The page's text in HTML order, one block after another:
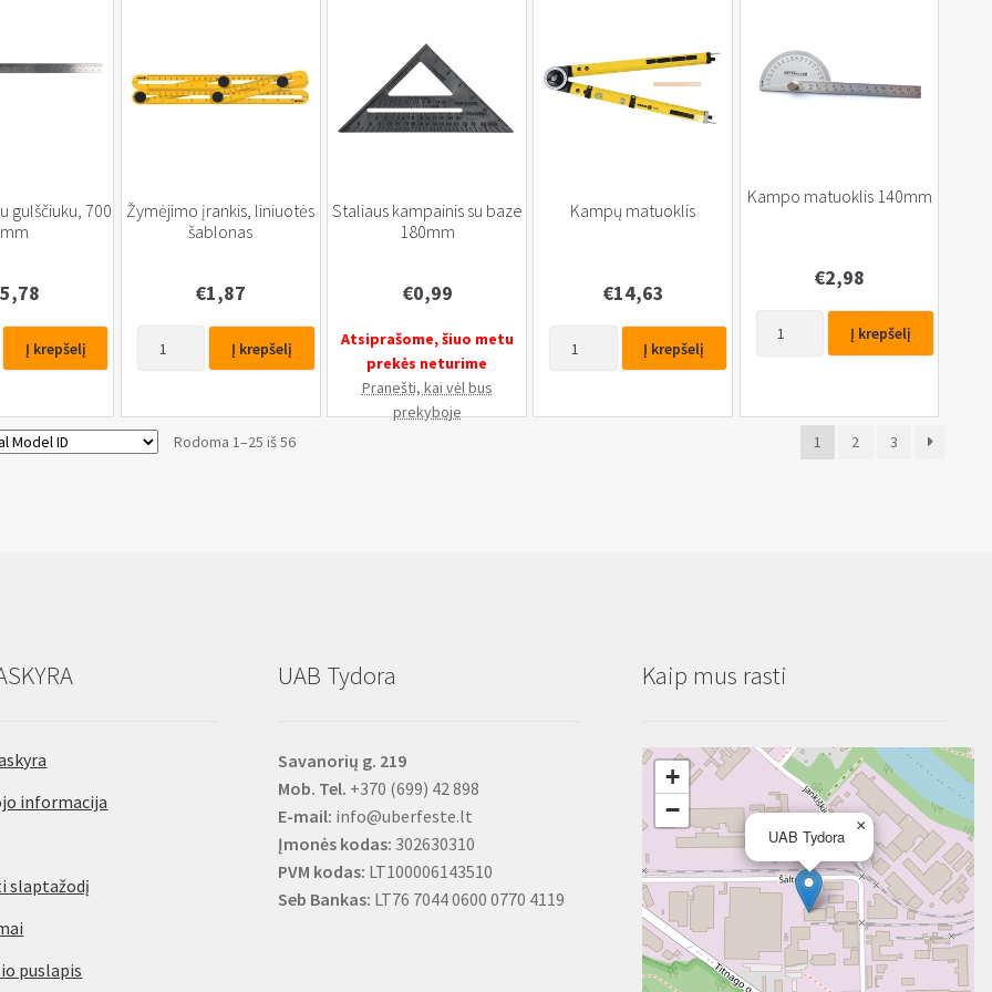
gulščiuku, 700
mm
5,78
Į krepšelį
Žymėjimo įrankis, liniuotės
šablonas
€1,87
liniuotės
šablonas
Į krepšelį
Staliaus kampainis su baze
180mm
€0,99
Atsiprašome, šiuo metu
prekės neturime
Pranešti, kai vėl bus
prekyboje
Kampų matuoklis
€14,63
Į krepšelį
Kampo matuoklis 140mm
€2,98
140mm
Į krepšelį
Rodoma 1–25 iš 56 1 2 3
informacija
slaptažodį
puslapis
UAB Tydora
Savanorių g. 219
Mob. Tel. +370 (699) 42 898
E-mail: info@uberfeste.lt
Įmonės kodas: 302630310
PVM kodas: LT100006143510
Seb Bankas: LT76 7044 0600 0770 4119
Kaip mus rasti
UAB Tydora
×
+
−